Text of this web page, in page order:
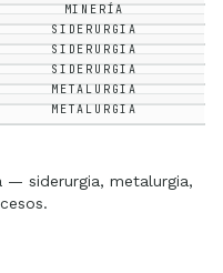
MINERÍA
SIDERURGIA
SIDERURGIA
SIDERURGIA
METALURGIA
METALURGIA
— siderurgia, metalurgia,